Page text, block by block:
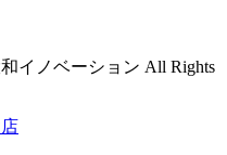
イノベーション All Rights